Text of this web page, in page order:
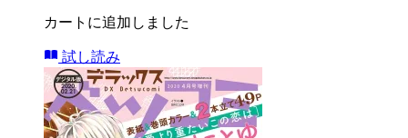
カートに追加しました
試し読み